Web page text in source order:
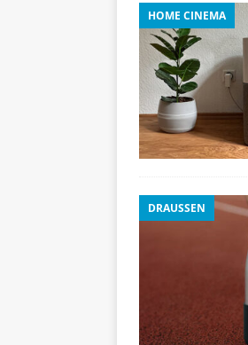
HOME CINEMA
DRAUSSEN